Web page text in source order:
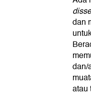
dan
dan/
atau